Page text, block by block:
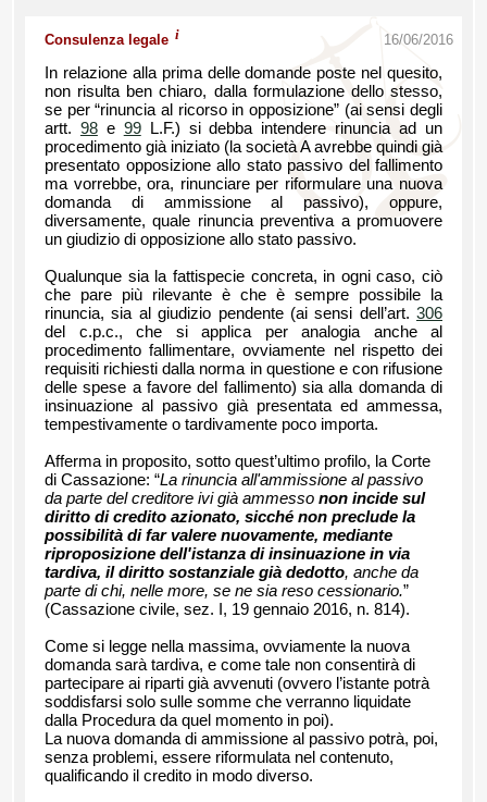
Consulenza legale i 16/06/2016
In relazione alla prima delle domande poste nel quesito,
non risulta ben chiaro, dalla formulazione dello stesso,
se per “rinuncia al ricorso in opposizione” (ai sensi degli
artt. 98e 99L.F.) si debba intendere rinuncia ad un
procedimento già iniziato (la società A avrebbe quindi già
presentato opposizione allo stato passivo del fallimento
ma vorrebbe, ora, rinunciare per riformulare una nuova
domanda di ammissione al passivo), oppure,
diversamente, quale rinuncia preventiva a promuovere
un giudizio di opposizione allo stato passivo.
Qualunque sia la fattispecie concreta, in ogni caso, ciò
che pare più rilevante è che è sempre possibile la
rinuncia, sia al giudizio pendente (ai sensi dell’art. 306
del c.p.c., che si applica per analogia anche al
procedimento fallimentare, ovviamente nel rispetto dei
requisiti richiesti dalla norma in questione e con rifusione
delle spese a favore del fallimento) sia alla domanda di
insinuazione al passivo già presentata ed ammessa,
tempestivamente o tardivamente poco importa.
Afferma in proposito, sotto quest’ultimo profilo, la Corte
di Cassazione: “La rinuncia all'ammissione al passivo
da parte del creditore ivi già ammesso non incide sul
diritto di credito azionato, sicché non preclude la
possibilità di far valere nuovamente, mediante
riproposizione dell'istanza di insinuazione in via
tardiva, il diritto sostanziale già dedotto, anche da
parte di chi, nelle more, se ne sia reso cessionario.”
(Cassazione civile, sez. I, 19 gennaio 2016, n. 814).
Come si legge nella massima, ovviamente la nuova
domanda sarà tardiva, e come tale non consentirà di
partecipare ai riparti già avvenuti (ovvero l’istante potrà
soddisfarsi solo sulle somme che verranno liquidate
dalla Procedura da quel momento in poi).
La nuova domanda di ammissione al passivo potrà, poi,
senza problemi, essere riformulata nel contenuto,
qualificando il credito in modo diverso.